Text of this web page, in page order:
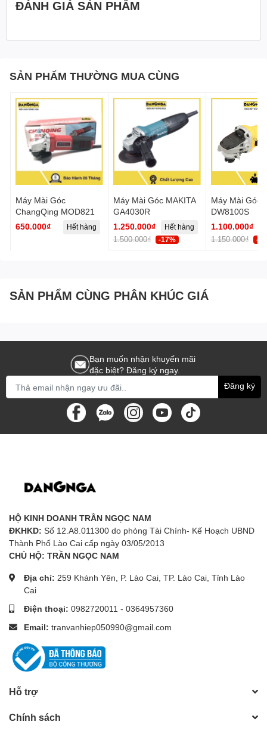
ĐÁNH GIÁ SẢN PHẨM
SẢN PHẨM THƯỜNG MUA CÙNG
Máy Mài Góc
ChangQing MOD821
650.000₫
Hết hàng
Máy Mài Góc MAKITA
GA4030R
1.250.000₫
1.500.000₫ -17%
Hết hàng
Máy Mài Góc
DW8100S
1.100.000₫
1.150.000₫ -
SẢN PHẨM CÙNG PHÂN KHÚC GIÁ
Bạn muốn nhận khuyến mãi
đặc biệt? Đăng ký ngay.
Đăng ký
HỘ KINH DOANH TRẦN NGỌC NAM
ĐKHKD: Số 12.A8.011300 do phòng Tài Chính- Kế Hoạch UBND
Thành Phố Lào Cai cấp ngày 03/05/2013
CHỦ HỘ: TRẦN NGỌC NAM
Địa chỉ: 259 Khánh Yên, P. Lào Cai, TP. Lào Cai, Tỉnh Lào
Cai
Điện thoại: 0982720011 - 0364957360
Email: tranvanhiep050990@gmail.com
Hỗ trợ
Chính sách